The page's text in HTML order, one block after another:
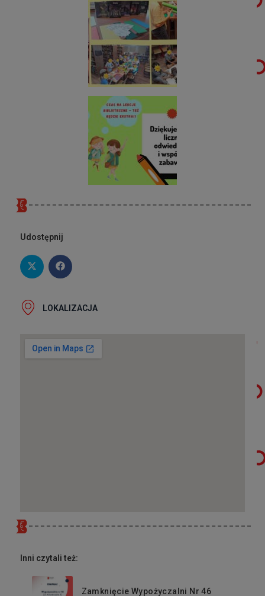
Udostępnij
LOKALIZACJA
Inni czytali też:
Zamknięcie Wypożyczalni Nr 46